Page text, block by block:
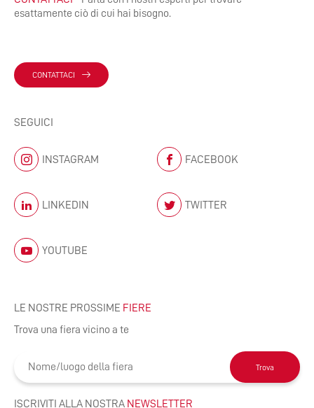
esattamente ciò di cui hai bisogno.
CONTATTACI
SEGUICI
INSTAGRAM FACEBOOK
LINKEDIN TWITTER
YOUTUBE
LE NOSTRE PROSSIME FIERE
Trova una fiera vicino a te
Trova
ISCRIVITI ALLA NOSTRA NEWSLETTER